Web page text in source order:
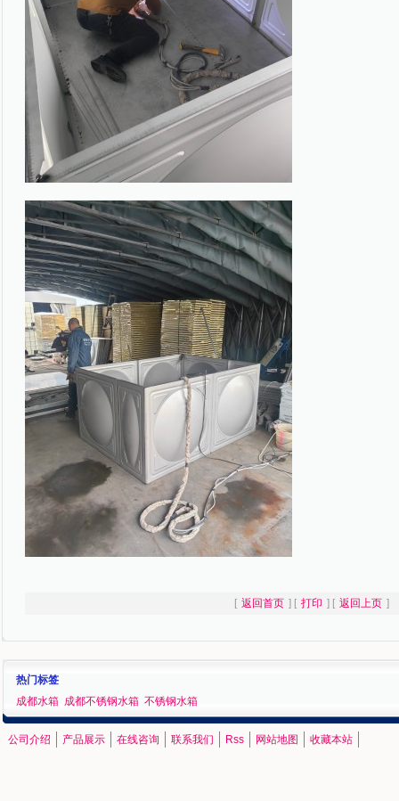
[ 返回首页 ] [ 打印 ] [ 返回上页 ]
热门标签
成都水箱 成都不锈钢水箱 不锈钢水箱
公司介绍 产品展示 在线咨询 联系我们 Rss 网站地图 收藏本站